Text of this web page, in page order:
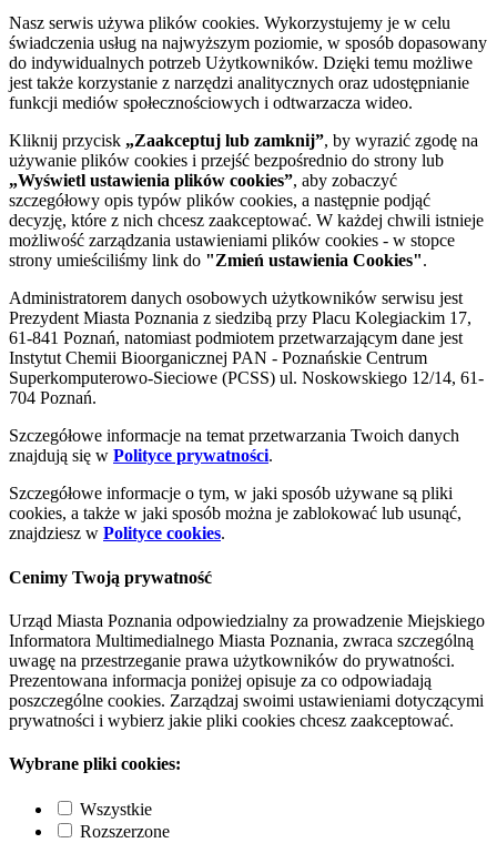
Nasz serwis używa plików cookies. Wykorzystujemy je w celu
świadczenia usług na najwyższym poziomie, w sposób dopasowany
do indywidualnych potrzeb Użytkowników. Dzięki temu możliwe
jest także korzystanie z narzędzi analitycznych oraz udostępnianie
funkcji mediów społecznościowych i odtwarzacza wideo.
Kliknij przycisk „Zaakceptuj lub zamknij”, by wyrazić zgodę na
używanie plików cookies i przejść bezpośrednio do strony lub
„Wyświetl ustawienia plików cookies”, aby zobaczyć
szczegółowy opis typów plików cookies, a następnie podjąć
decyzję, które z nich chcesz zaakceptować. W każdej chwili istnieje
możliwość zarządzania ustawieniami plików cookies - w stopce
strony umieściliśmy link do "Zmień ustawienia Cookies".
Administratorem danych osobowych użytkowników serwisu jest
Prezydent Miasta Poznania z siedzibą przy Placu Kolegiackim 17,
61-841 Poznań, natomiast podmiotem przetwarzającym dane jest
Instytut Chemii Bioorganicznej PAN - Poznańskie Centrum
Superkomputerowo-Sieciowe (PCSS) ul. Noskowskiego 12/14, 61-
704 Poznań.
Szczegółowe informacje na temat przetwarzania Twoich danych
znajdują się w Polityce prywatności.
Szczegółowe informacje o tym, w jaki sposób używane są pliki
cookies, a także w jaki sposób można je zablokować lub usunąć,
znajdziesz w Polityce cookies.
Cenimy Twoją prywatność
Urząd Miasta Poznania odpowiedzialny za prowadzenie Miejskiego
Informatora Multimedialnego Miasta Poznania, zwraca szczególną
uwagę na przestrzeganie prawa użytkowników do prywatności.
Prezentowana informacja poniżej opisuje za co odpowiadają
poszczególne cookies. Zarządzaj swoimi ustawieniami dotyczącymi
prywatności i wybierz jakie pliki cookies chcesz zaakceptować.
Wybrane pliki cookies:
Wszystkie
Rozszerzone